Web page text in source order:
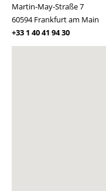
Martin-May-Straße 7
60594 Frankfurt am Main
+33 1 40 41 94 30